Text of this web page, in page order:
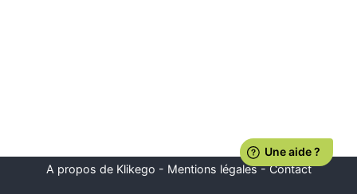
A propos de Klikego - Mentions légales-Contact